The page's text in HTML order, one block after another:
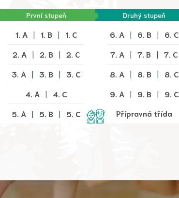
První stupeň Druhý stupeň
1. A | 1. B |
1. C
2. A | 2. B |
2. C
3. A | 3. B |
3. C
4. A |
4. C
5. A | 5. B | 5. C
6. A | 6. B |
6. C
7. A | 7. B |
7. C
8. A | 8. B |
8. C
9. A | 9. B |
9. C
Přípravná třída